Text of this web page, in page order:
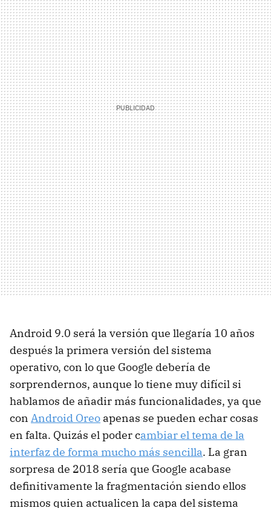
Android 9.0 será la versión que llegaría 10 años
después la primera versión del sistema
operativo, con lo que Google debería de
sorprendernos, aunque lo tiene muy difícil si
hablamos de añadir más funcionalidades, ya que
con Android Oreo apenas se pueden echar cosas
en falta. Quizás el poder cambiar el tema de la
interfaz de forma mucho más sencilla. La gran
sorpresa de 2018 sería que Google acabase
definitivamente la fragmentación siendo ellos
mismos quien actualicen la capa del sistema